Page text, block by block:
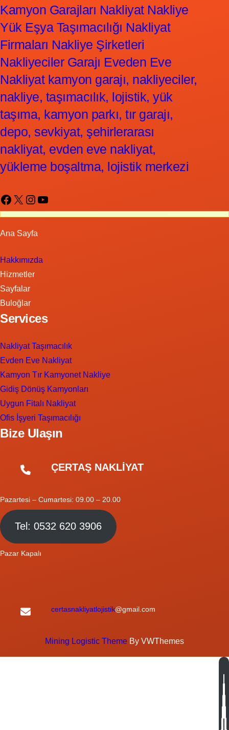
Kamyon Garajları Nakliyat Nakliye
Yük Eşya Taşımacılığı Nakliyat
Firmaları Nakliye Şirketleri
Nakliyeciler Garajı Eveden Eve
Nakliyat kamyon garajı, nakliyeciler,
nakliye, taşımacılık, lojistik, yük
taşıma, kamyon parkı, tır garajı,
depo, sevkiyat, şehirlerarası
nakliyat, evden eve nakliyat,
yükleme boşaltma, lojistik merkezi
Facebook X Instagram YouTube
Ana Sayfa
Hakkımızda
Hizmetler
Sayfalar
Buloğlar
Services
Nakliyat Taşımacılık
Evden Eve Nakliyat
Kamyon Tır Kamyonet Nakliye
Gidiş Dönüş Kamyonları
Uygun Fitalı Nakliyat
Ofis İşyeri Taşımacılığı
Bize Ulaşın
ÇERTAŞ NAKLİYAT
Pazartesi – Cumartesi: 09.00 – 20.00
Tel: 0532 620 3906
Pazar Kapalı
certasnakliyatlojistik@gmail.com
Mining Logistic Theme By VWThemes